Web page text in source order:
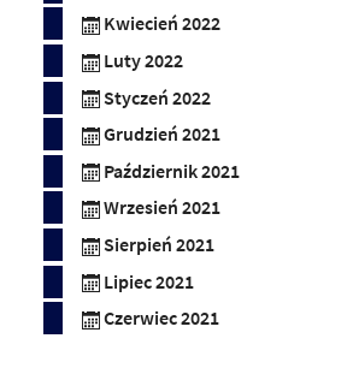
Kwiecień 2022
Luty 2022
Styczeń 2022
Grudzień 2021
Październik 2021
Wrzesień 2021
Sierpień 2021
Lipiec 2021
Czerwiec 2021